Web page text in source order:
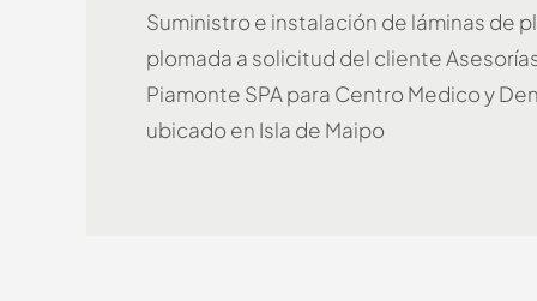
Suministro e instalación de láminas de
plomada a solicitud del cliente
Piamonte SPA para Centro Medico y
ubicado en Isla de Maipo